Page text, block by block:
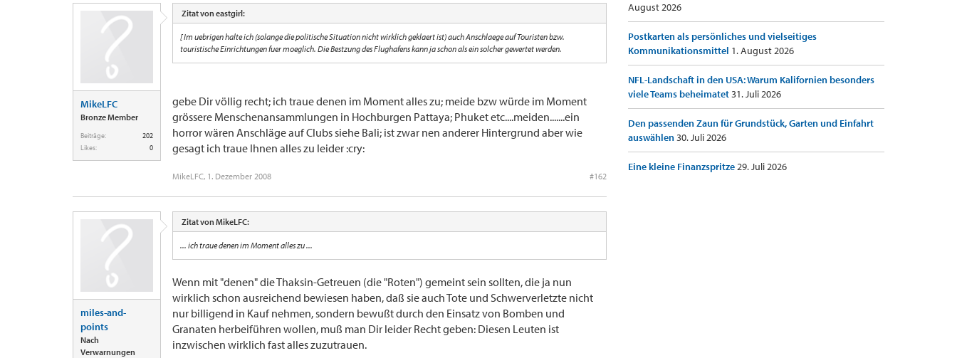
MikeLFC
Bronze Member
Beiträge:
202
Likes:
0
Zitat von eastgirl:
[ Im uebrigen halte ich (solange die politische Situation nicht wirklich geklaert ist) auch Anschlaege auf Touristen bzw.
touristische Einrichtungen fuer moeglich. Die Bestzung des Flughafens kann ja schon als ein solcher gewertet werden.
gebe Dir völlig recht; ich traue denen im Moment alles zu; meide bzw würde im Moment
grössere Menschenansammlungen in Hochburgen Pattaya; Phuket etc....meiden.......ein
horror wären Anschläge auf Clubs siehe Bali; ist zwar nen anderer Hintergrund aber wie
gesagt ich traue Ihnen alles zu leider :cry:
MikeLFC, 1. Dezember 2008 #162
miles-and-
points
Nach
Verwarnungen
Zitat von MikeLFC:
... ich traue denen im Moment alles zu ...
Wenn mit "denen" die Thaksin-Getreuen (die "Roten") gemeint sein sollten, die ja nun
wirklich schon ausreichend bewiesen haben, daß sie auch Tote und Schwerverletzte nicht
nur billigend in Kauf nehmen, sondern bewußt durch den Einsatz von Bomben und
Granaten herbeiführen wollen, muß man Dir leider Recht geben: Diesen Leuten ist
inzwischen wirklich fast alles zuzutrauen.
August 2026
Postkarten als persönliches und vielseitiges
Kommunikationsmittel 1. August 2026
NFL-Landschaft in den USA: Warum Kalifornien besonders
viele Teams beheimatet31. Juli 2026
Den passenden Zaun für Grundstück, Garten und Einfahrt
auswählen30. Juli 2026
Eine kleine Finanzspritze29. Juli 2026